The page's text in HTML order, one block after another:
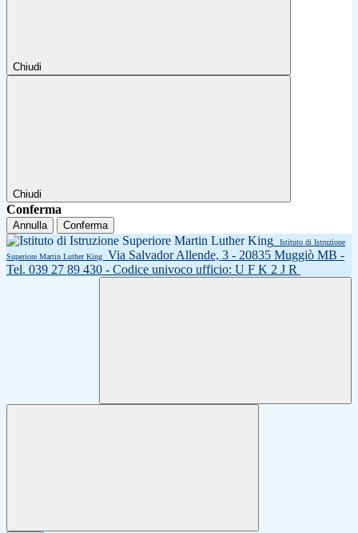
Chiudi
Chiudi
Conferma
Annulla Conferma
Istituto di Istruzione
Superiore Martin Luther King
Via Salvador Allende, 3 - 20835 Muggiò MB -
Tel. 039 27 89 430 - Codice univoco ufficio: U F K 2 J R